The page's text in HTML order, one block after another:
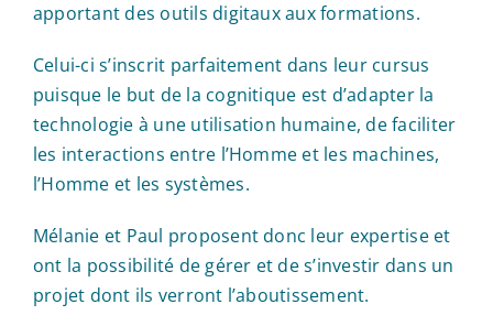
apportant des outils digitaux aux formations.
Celui-ci s’inscrit parfaitement dans leur cursus
puisque le but de la cognitique est d’adapter la
technologie à une utilisation humaine, de faciliter
les interactions entre l’Homme et les machines,
l’Homme et les systèmes.
Mélanie et Paul proposent donc leur expertise et
ont la possibilité de gérer et de s’investir dans un
projet dont ils verront l’aboutissement.